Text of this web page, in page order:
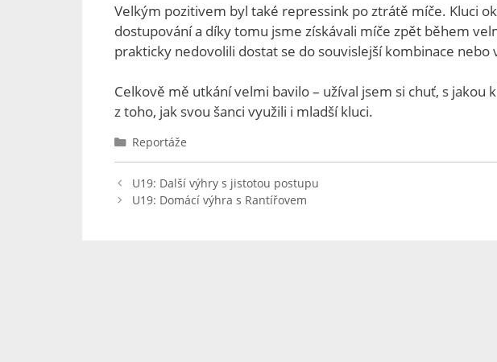
Velkým pozitivem byl také repressink po ztrátě míče. Kluci
dostupování a díky tomu jsme získávali míče zpět během
prakticky nedovolili dostat se do souvislejší kombinace
Celkově mě utkání velmi bavilo – užíval jsem si chuť, s jakou
z toho, jak svou šanci využili i mladší kluci.
Reportáže
U19: Další výhry s jistotou postupu
U19: Domácí výhra s Rantířovem